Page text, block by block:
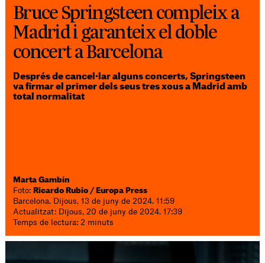
Bruce Springsteen compleix a
Madrid i garanteix el doble
concert a Barcelona
Després de cancel·lar alguns concerts, Springsteen
va firmar el primer dels seus tres xous a Madrid amb
total normalitat
Marta Gambín
Foto: Ricardo Rubio / Europa Press
Barcelona. Dijous, 13 de juny de 2024. 11:59
Actualitzat: Dijous, 20 de juny de 2024. 17:39
Temps de lectura: 2 minuts